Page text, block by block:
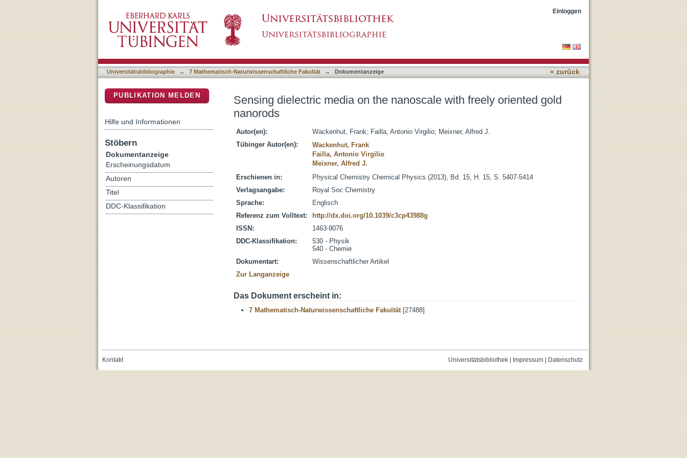
Einloggen
Universitätsbibliographie → 7 Mathematisch-Naturwissenschaftliche Fakultät → Dokumentanzeige « zurück
Sensing dielectric media on the nanoscale with freely oriented gold
nanorods
Autor(en): Wackenhut, Frank; Failla, Antonio Virgilio; Meixner, Alfred J.
Tübinger Autor(en):
Wackenhut, Frank
Failla, Antonio Virgilio
Meixner, Alfred J.
Erschienen in:
Physical Chemistry Chemical Physics (2013), Bd. 15, H. 15, S. 5407-5414
Verlagsangabe:
Royal Soc Chemistry
Sprache:
Englisch
Referenz zum Volltext:
http://dx.doi.org/10.1039/c3cp43988g
ISSN:
1463-9076
DDC-Klassifikation:
530 - Physik
540 - Chemie
Dokumentart:
Wissenschaftlicher Artikel
Zur Langanzeige
Das Dokument erscheint in:
7 Mathematisch-Naturwissenschaftliche Fakultät[27488]
PUBLIKATION MELDEN
Hilfe und Informationen
Stöbern
Dokumentanzeige
Erscheinungsdatum
Autoren
Titel
DDC-Klassifikation
Universitätsbibliothek| Impressum| Datenschutz
Kontakt